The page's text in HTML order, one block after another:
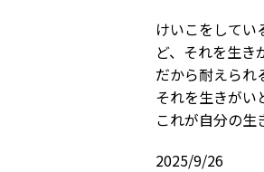
けいこをしてい
ど、それを生き
だから耐えられ
それを生きがい
これが自分の生
2025/9/26